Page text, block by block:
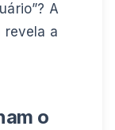
A
revela a
o